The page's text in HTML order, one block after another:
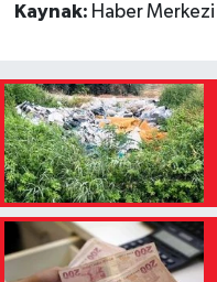
Kaynak: Haber Merkezi